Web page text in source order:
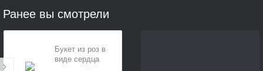
Ранее вы смотрели
Букет из роз в
виде сердца